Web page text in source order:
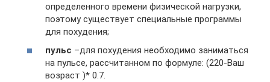
определенного времени физической нагрузки,
поэтому существует специальные программы
для похудения;
пульс –для похудения необходимо заниматься
на пульсе, рассчитанном по формуле: (220-Ваш
возраст )* 0.7.